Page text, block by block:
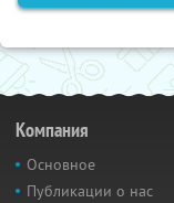
Компания
Основное
Публикации о нас